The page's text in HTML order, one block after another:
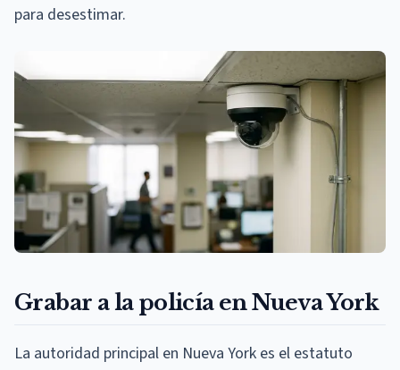
para desestimar.
Grabar a la policía en Nueva York
La autoridad principal en Nueva York es el estatuto